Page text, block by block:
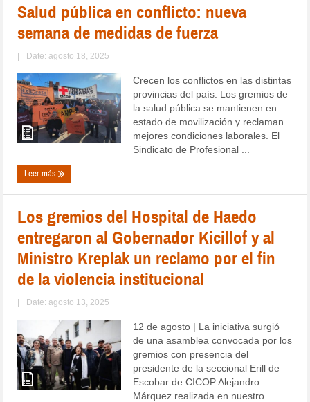
Salud pública en conflicto: nueva
semana de medidas de fuerza
| Date: agosto 18, 2025
Crecen los conflictos en las distintas
provincias del país. Los gremios de
la salud pública se mantienen en
estado de movilización y reclaman
mejores condiciones laborales. El
Sindicato de Profesional ...
Leer más
Los gremios del Hospital de Haedo
entregaron al Gobernador Kicillof y al
Ministro Kreplak un reclamo por el fin
de la violencia institucional
| Date: agosto 13, 2025
12 de agosto | La iniciativa surgió
de una asamblea convocada por los
gremios con presencia del
presidente de la seccional Erill de
Escobar de CICOP Alejandro
Márquez realizada en nuestro